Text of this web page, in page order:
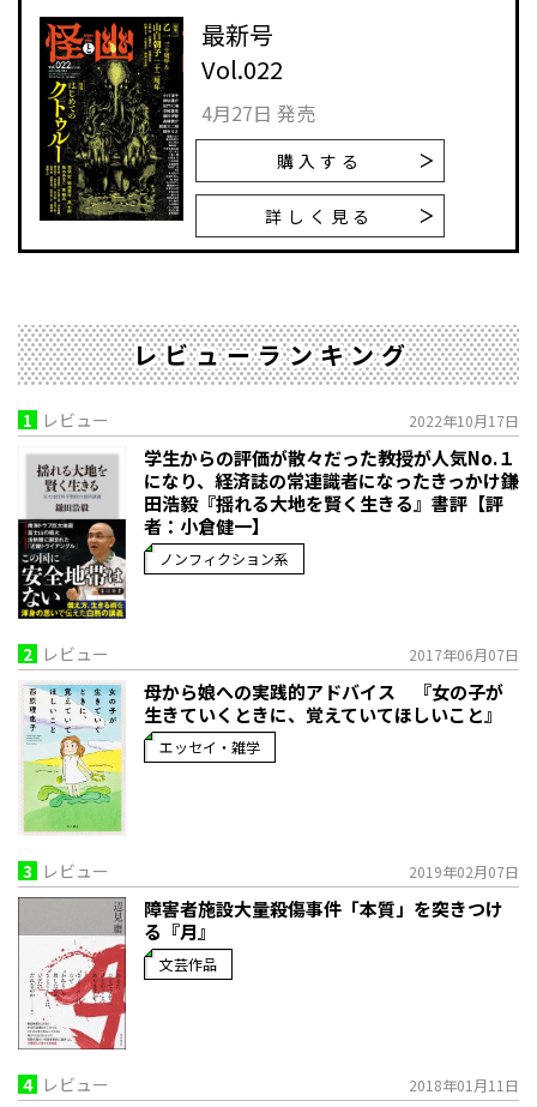
最新号
Vol.022
4月27日 発売
購入する
詳しく見る
レビューランキング
1 レビュー 2022年10月17日
学生からの評価が散々だった教授が人気No.１
になり、経済誌の常連識者になったきっかけ――鎌
田浩毅『揺れる大地を賢く生きる』書評【評
者：小倉健一】
ノンフィクション系
2 レビュー 2017年06月07日
母から娘への実践的アドバイス 『女の子が
生きていくときに、覚えていてほしいこと』
エッセイ・雑学
3 レビュー 2019年02月07日
障害者施設大量殺傷事件「本質」を突きつけ
る『月』
文芸作品
4 レビュー 2018年01月11日